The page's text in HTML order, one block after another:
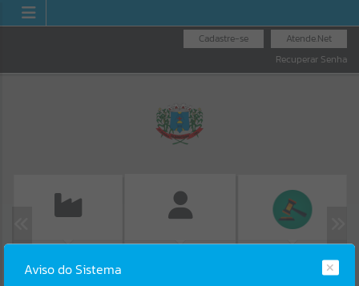
Atende.Net
Cadastre-se
Recuperar Senha
ISS/ALVARÁ
Aviso do Sistema
Erro